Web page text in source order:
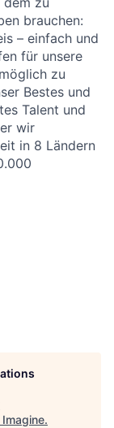
brauchen:
– einfach und
für unsere
zu
Bestes und
Talent und
wir
in 8 Ländern
Imagine.